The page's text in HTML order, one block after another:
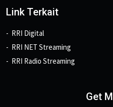
Link Terkait
RRI Digital
RRI NET Streaming
RRI Radio Streaming
Get